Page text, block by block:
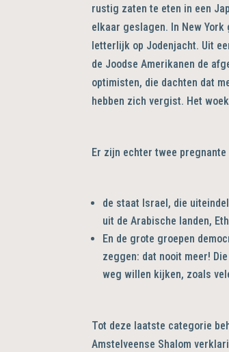
rustig zaten te eten in een
elkaar geslagen. In New
letterlijk op Jodenjacht. Uit
de Joodse Amerikanen de
optimisten, die dachten dat
hebben zich vergist. Het
Er zijn echter twee
de staat Israel, die
uit de Arabische landen,
En de grote groepen
zeggen: dat nooit meer!
weg willen kijken, zoals
Tot deze laatste categorie
Amstelveense Shalom